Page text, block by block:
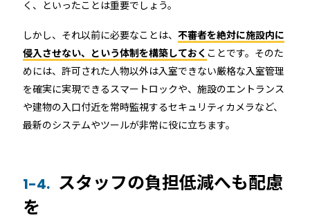
く、といったことは重要でしょう。
しかし、それ以前に必要なことは、 不審者を絶対に施設内に
侵入させない、という体制を構築しておく ことです。そのた
めには、許可された人物以外は入室できない厳格な入室管理
を確実に実現できるスマートロックや、施設のエントランス
や建物の入口付近を常時監視するセキュリティカメラなど、
最新のシステムやツールが非常に役に立ちます。
1-4. スタッフの負担低減へも配慮
を